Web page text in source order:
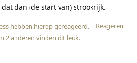
dan (de start van) strookrijk.
Reageren
hebben hierop gereageerd.
2anderen vinden dit leuk.